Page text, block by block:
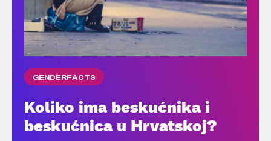
GENDERFACTS
Koliko ima beskućnika i
beskućnica u Hrvatskoj?